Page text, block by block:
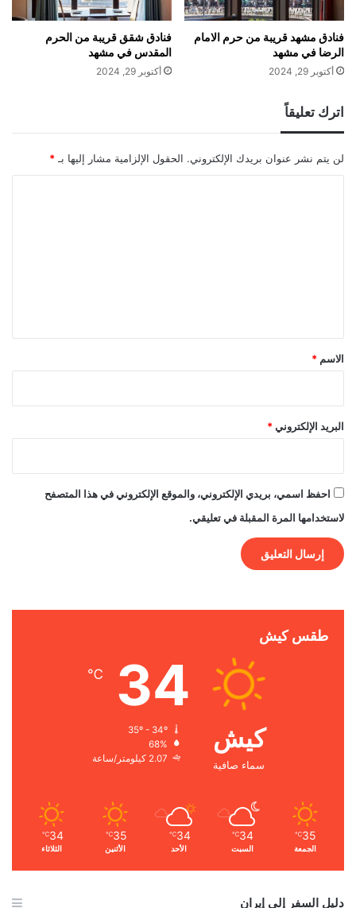
فنادق مشهد قريبة من حرم الامام
الرضا في مشهد
أكتوبر 29, 2024
فنادق شقق قريبة من الحرم
المقدس في مشهد
أكتوبر 29, 2024
اترك تعليقاً
لن يتم نشر عنوان بريدك الإلكتروني. الحقول الإلزامية مشار إليها بـ *
*
الاسم *
البريد الإلكتروني *
احفظ اسمي، بريدي الإلكتروني، والموقع الإلكتروني في هذا المتصفح
لاستخدامها المرة المقبلة في تعليقي.
طقس كيش
كيش
سماء صافية
34
℃
68%
2.07 كيلومتر/ساعة
35
℃
الجمعة
34
℃
السبت
34
℃
الأحد
35
℃
الأثنين
34
℃
الثلاثاء
دليل السفر إلى إيران